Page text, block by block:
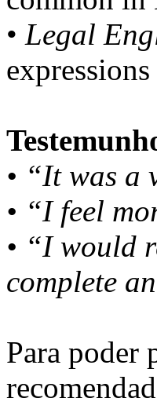
• Legal
• “It was a
• “I feel
• “I would
complete
Para poder